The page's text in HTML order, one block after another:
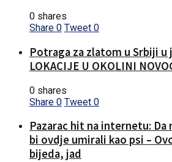
0 shares
Share 0 Tweet 0
Potraga za zlatom u Srbiji u
LOKACIJE U OKOLINI
0 shares
Share 0 Tweet 0
Pazarac hit na internetu:
bi ovdje umirali kao psi –
bijeda, jad